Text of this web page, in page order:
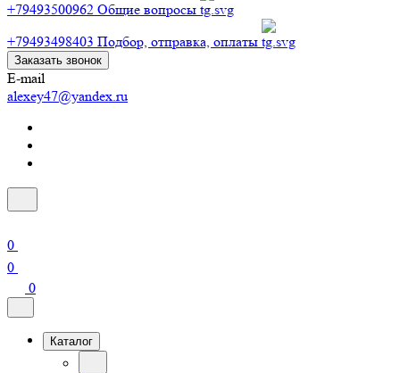
+79493500962 Общие вопросы
+79493498403 Подбор, отправка, оплаты
Заказать звонок
E-mail
alexey47@yandex.ru
0
0
0
Каталог